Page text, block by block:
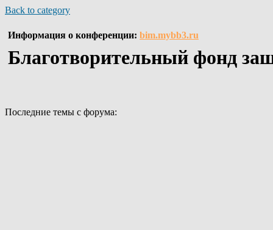
Back to category
Информация о конференции: bim.mybb3.ru
Благотворительный фонд
Последние темы с форума: